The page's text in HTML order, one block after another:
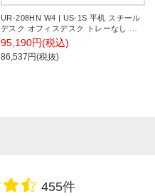
UR-208HN W4 | US-1S 平机 スチール
デスク オフィスデスク トレーなし 幅
2000×奥行800×高さ720mm プラス
(PLUS)
95,190円(税込)
86,537円(税抜)
455件